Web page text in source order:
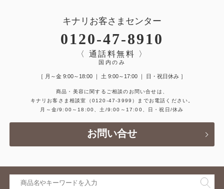
キナリお客さまセンター
0120-47-8910
〈 通話料無料 〉
国内のみ
［ 月～金 9:00～18:00 ｜ 土 9:00～17:00 ｜ 日・祝日休み ］
商品・美容に関するご相談のお問い合せは、
キナリお客さま相談室
（0120-47-3999）
までお電話ください。
月～金/9:00～18:00、土/9:00～17:00、日・祝日/休み
お問い合せ